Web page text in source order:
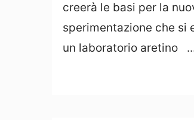
creerà le basi per la
sperimentazione che si
un laboratorio aretino